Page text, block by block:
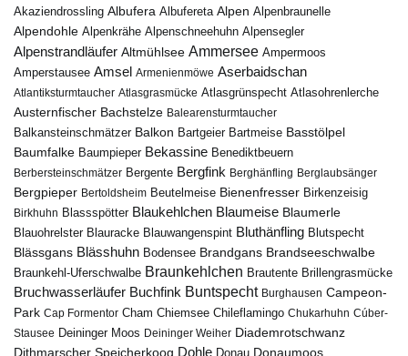
Akaziendrossling Albufera Albufereta Alpen Alpenbraunelle
Alpendohle Alpenkrähe Alpenschneehuhn Alpensegler
Alpenstrandläufer Altmühlsee Ammersee Ampermoos
Amperstausee Amsel Armenienmöwe Aserbaidschan
Atlantiksturmtaucher Atlasgrasmücke Atlasgrünspecht Atlasohrenlerche
Austernfischer Bachstelze Balearensturmtaucher
Balkansteinschmätzer Balkon Bartgeier Bartmeise Basstölpel
Baumfalke Baumpieper Bekassine Benediktbeuern
Berbersteinschmätzer Bergente Bergfink Berghänfling Berglaubsänger
Bergpieper Bertoldsheim Beutelmeise Bienenfresser Birkenzeisig
Birkhuhn Blassspötter Blaukehlchen Blaumeise Blaumerle
Blauohrelster Blauracke Blauwangenspint Bluthänfling Blutspecht
Blässgans Blässhuhn Bodensee Brandgans Brandseeschwalbe
Braunkehl-Uferschwalbe Braunkehlchen Brautente Brillengrasmücke
Bruchwasserläufer Buchfink Buntspecht Burghausen Campeon-
Park Cap Formentor Cham Chiemsee Chileflamingo Chukarhuhn Cúber-
Stausee Deininger Moos Deininger Weiher Diademrotschwanz
Dithmarscher Speicherkoog Dohle Donau Donaumoos